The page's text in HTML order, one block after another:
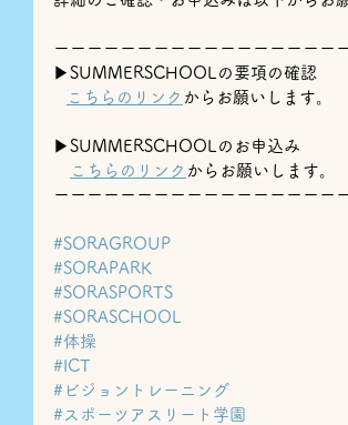
ーーーーーーーーーーーーーーーーー
▶︎SUMMERSCHOOLの要項の確認
こちらのリンク からお願いします。
▶SUMMERSCHOOLのお申込み
こちらのリンク からお願いします。
ーーーーーーーーーーーーーーーーー
#SORAGROUP
#SORAPARK
#SORASPORTS
#SORASCHOOL
#体操
#ICT
#ビジョントレーニング
#スポーツアスリート学園